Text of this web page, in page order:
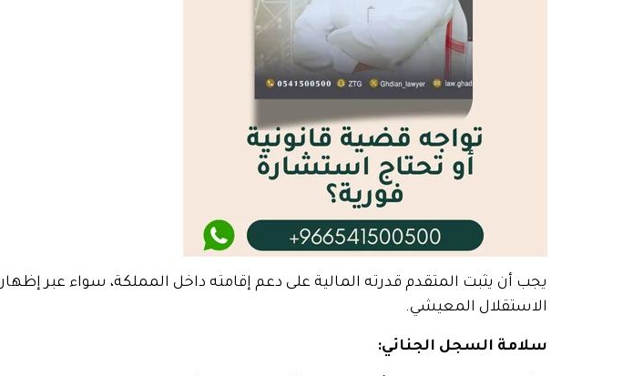
يجب أن يثبت المتقدم قدرته المالية على دعم إقامته داخل المملكة، سواء عبر
الاستقلال المعيشي.
سلامة السجل الجنائي: